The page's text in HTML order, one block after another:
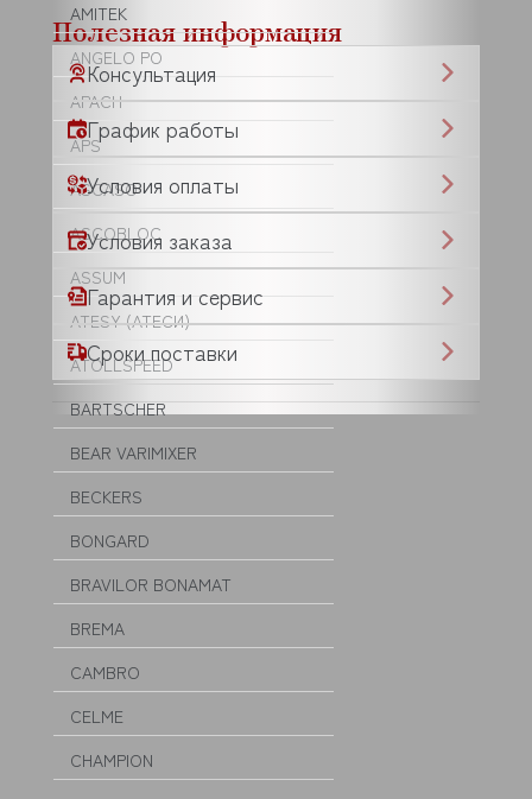
AMITEK
ANGELO PO
APACH
APS
ASCASO
ASCOBLOC
ASSUM
ATESY (АТЕСИ)
ATOLLSPEED
BARTSCHER
BEAR VARIMIXER
BECKERS
BONGARD
BRAVILOR BONAMAT
BREMA
CAMBRO
CELME
CHAMPION
Полезная информация
Консультация
График работы
Условия оплаты
Условия заказа
Гарантия и сервис
Сроки поставки